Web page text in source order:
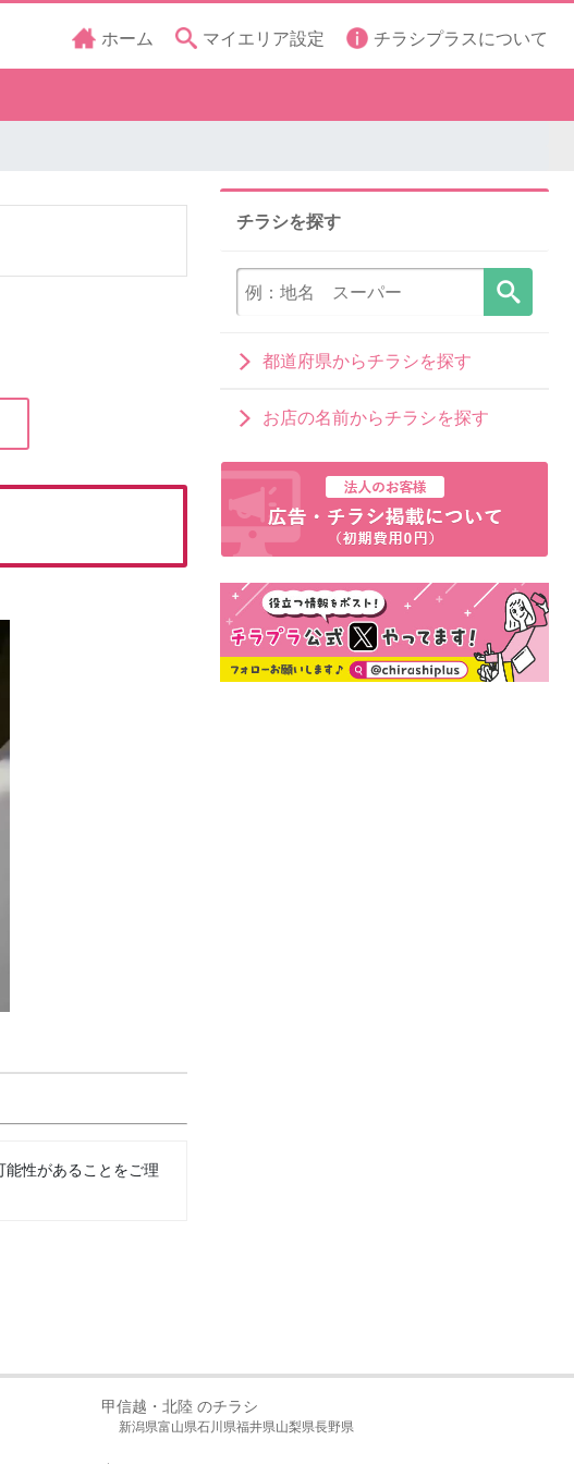
ホーム マイエリア設定 チラシプラスについて
性があることをご理
チラシを探す
都道府県からチラシを探す
お店の名前からチラシを探す
甲信越・北陸 のチラシ
新潟県富山県石川県福井県山梨県長野県